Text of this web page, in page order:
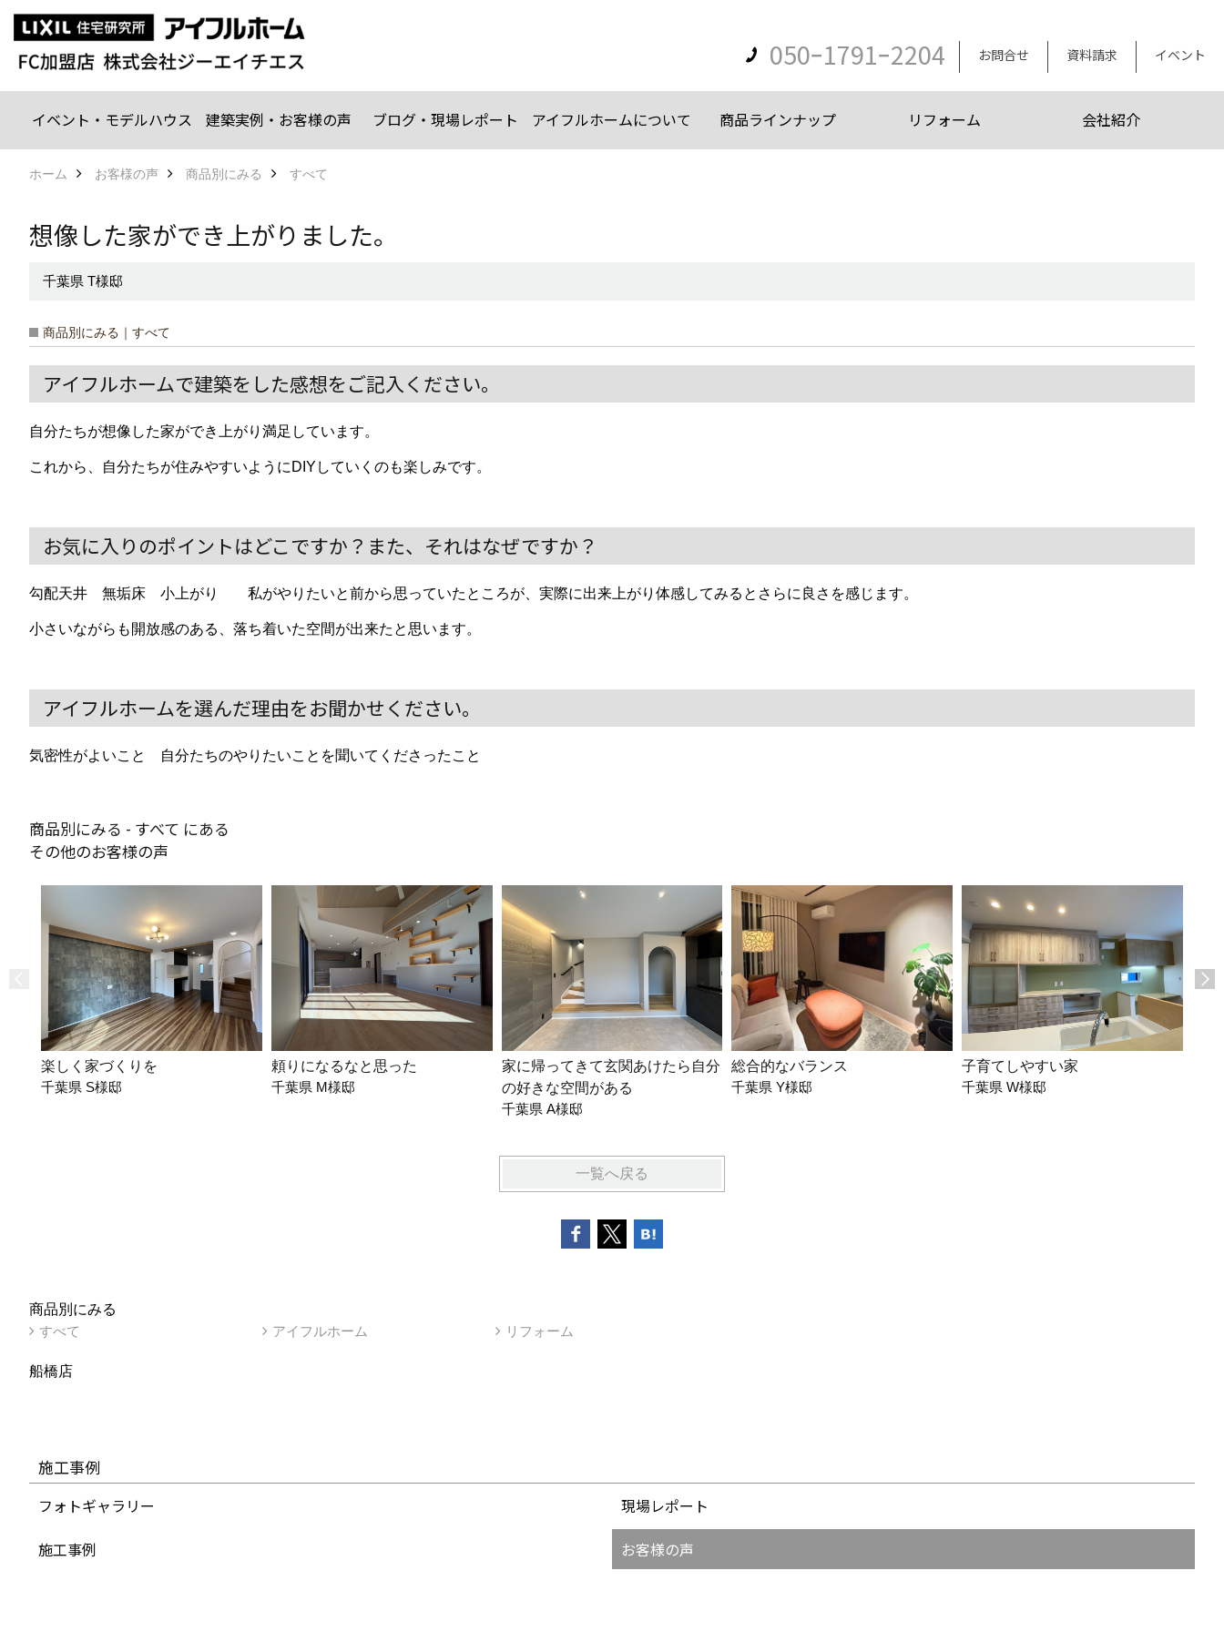
050ｰ1791ｰ2204 お問合せ 資料請求 イベント
イベント・モデルハウス 建築実例・お客様の声 ブログ・現場レポート アイフルホームについて 商品ラインナップ リフォーム 会社紹介
ホーム お客様の声 商品別にみる すべて
想像した家ができ上がりました。
千葉県 T様邸
商品別にみる｜すべて
アイフルホームで建築をした感想をご記入ください。
自分たちが想像した家ができ上がり満足しています。
これから、自分たちが住みやすいようにDIYしていくのも楽しみです。
お気に入りのポイントはどこですか？また、それはなぜですか？
勾配天井 無垢床 小上がり 私がやりたいと前から思っていたところが、実際に出来上がり体感してみるとさらに良さを感じます。
小さいながらも開放感のある、落ち着いた空間が出来たと思います。
アイフルホームを選んだ理由をお聞かせください。
気密性がよいこと 自分たちのやりたいことを聞いてくださったこと
商品別にみる - すべて にある
その他のお客様の声
楽しく家づくりを
千葉県 S様邸
頼りになるなと思った
千葉県 M様邸
家に帰ってきて玄関あけたら自分
の好きな空間がある
千葉県 A様邸
総合的なバランス
千葉県 Y様邸
子育てしやすい家
千葉県 W様邸
一覧へ戻る
商品別にみる
すべて
アイフルホーム リフォーム
船橋店
施工事例
フォトギャラリー
現場レポート
施工事例
お客様の声